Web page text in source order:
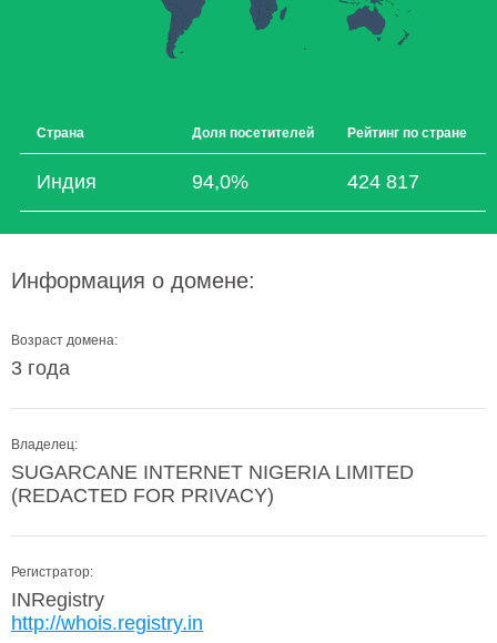
Страна Доля посетителей Рейтинг по стране
Индия 94,0% 424 817
Информация о домене:
Возраст домена:
3 года
Владелец:
SUGARCANE INTERNET NIGERIA LIMITED
(REDACTED FOR PRIVACY)
Регистратор:
INRegistry
http://whois.registry.in